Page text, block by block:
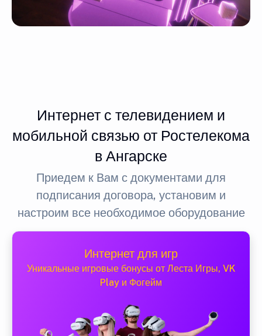
Интернет с телевидением и
мобильной связью от Ростелекома
в Ангарске
Приедем к Вам с документами для
подписания договора, установим и
настроим все необходимое оборудование
Интернет для игр
Уникальные игровые бонусы от Леста Игры, VK
Play и Фогейм